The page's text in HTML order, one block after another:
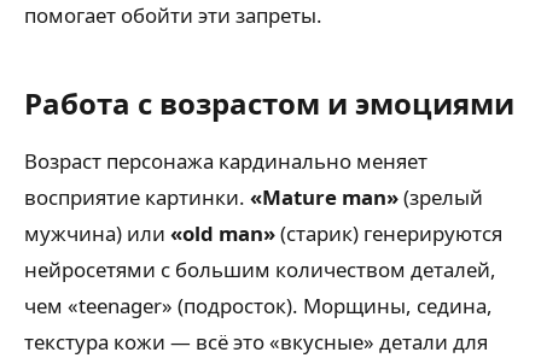
помогает обойти эти запреты.
Работа с возрастом и эмоциями
Возраст персонажа кардинально меняет
восприятие картинки. «Mature man»(зрелый
мужчина) или «old man»(старик) генерируются
нейросетями с большим количеством деталей,
чем «teenager» (подросток). Морщины, седина,
текстура кожи — всё это «вкусные» детали для